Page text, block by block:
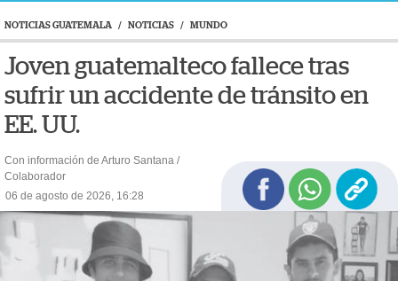
NOTICIAS GUATEMALA / NOTICIAS / MUNDO
Joven guatemalteco fallece tras
sufrir un accidente de tránsito en
EE. UU.
Con información de Arturo Santana /
Colaborador
06 de agosto de 2026, 16:28